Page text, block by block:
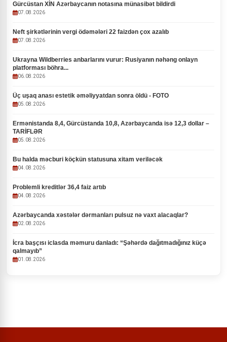
Gürcüstan XİN Azərbaycanın notasına münasibət bildirdi
07.08.2026
Neft şirkətlərinin vergi ödəmələri 22 faizdən çox azalıb
07.08.2026
Ukrayna Wildberries anbarlarını vurur: Rusiyanın nəhəng onlayn
platforması böhra...
06.08.2026
Üç uşaq anası estetik əməliyyatdan sonra öldü - FOTO
05.08.2026
Ermənistanda 8,4, Gürcüstanda 10,8, Azərbaycanda isə 12,3 dollar –
TARİFLƏR
05.08.2026
Bu halda məcburi köçkün statusuna xitam veriləcək
04.08.2026
Problemli kreditlər 36,4 faiz artıb
04.08.2026
Azərbaycanda xəstələr dərmanları pulsuz nə vaxt alacaqlar?
02.08.2026
İcra başçısı iclasda məmuru danladı: “Şəhərdə dağıtmadığınız küçə
qalmayıb”
01.08.2026